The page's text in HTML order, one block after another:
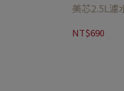
美芯2.5L濾
NT$690